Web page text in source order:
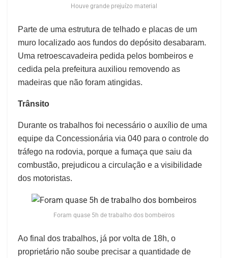
Houve grande prejuízo material
Parte de uma estrutura de telhado e placas de um
muro localizado aos fundos do depósito desabaram.
Uma retroescavadeira pedida pelos bombeiros e
cedida pela prefeitura auxiliou removendo as
madeiras que não foram atingidas.
Trânsito
Durante os trabalhos foi necessário o auxílio de uma
equipe da Concessionária via 040 para o controle do
tráfego na rodovia, porque a fumaça que saiu da
combustão, prejudicou a circulação e a visibilidade
dos motoristas.
Foram quase 5h de trabalho dos bombeiros
Ao final dos trabalhos, já por volta de 18h, o
proprietário não soube precisar a quantidade de